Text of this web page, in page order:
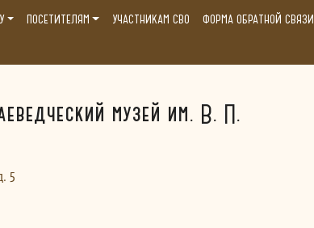
ПОСЕТИТЕЛЯМ УЧАСТНИКАМ СВО ФОРМА ОБРАТНОЙ СВЯЗИ
музей им. В. П.
5